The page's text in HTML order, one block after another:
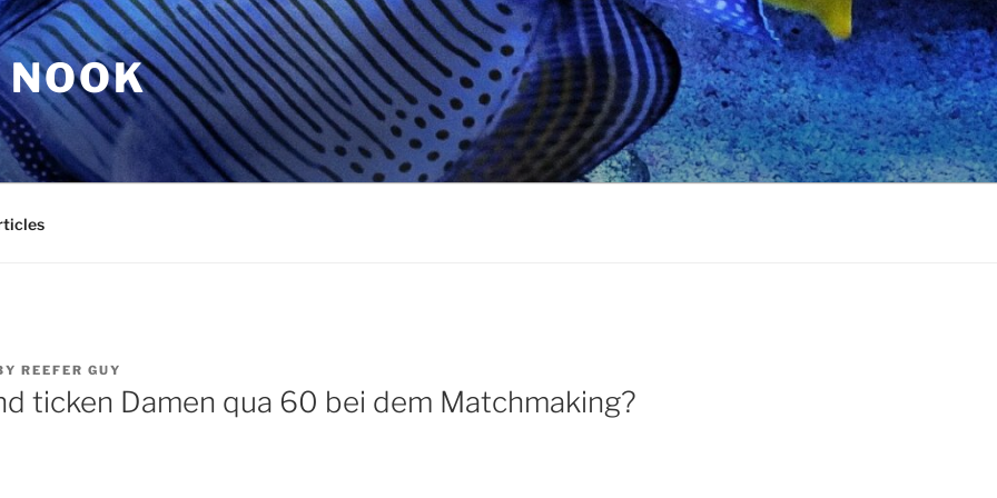
REEFER GUY
ticken Damen qua 60 bei dem Matchmaking?